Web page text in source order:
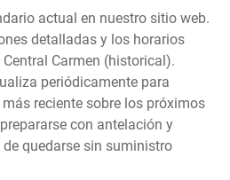
actual en nuestro sitio web.
detalladas y los horarios
Carmen (historical).
periódicamente para
reciente sobre los próximos
con antelación y
quedarse sin suministro